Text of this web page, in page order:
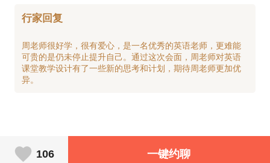
行家回复
周老师很好学，很有爱心，是一名优秀的英语老师，更难能
可贵的是仍未停止提升自己。通过这次会面，周老师对英语
课堂教学设计有了一些新的思考和计划，期待周老师更加优
106 一键约聊